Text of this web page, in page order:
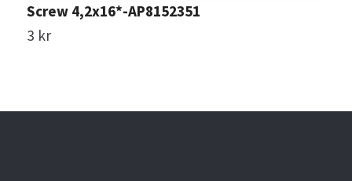
Screw 4,2x16*-AP8152351
3 kr